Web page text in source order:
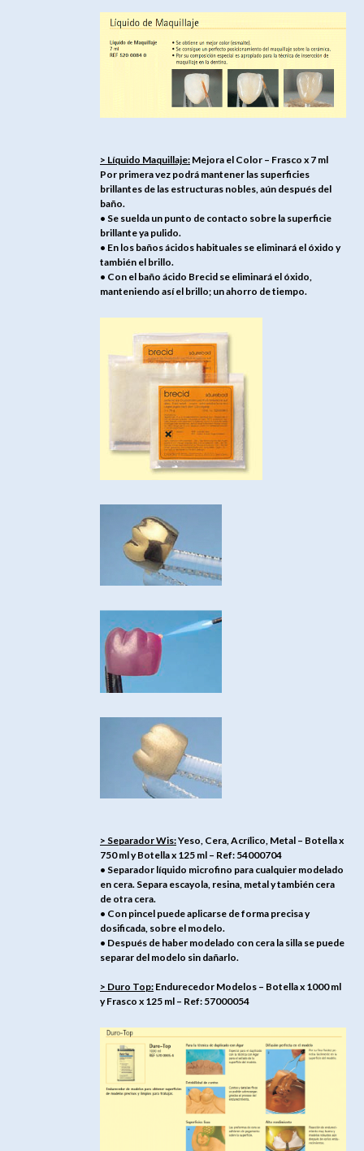
> Líquido Maquillaje:Mejora el Color – Frasco x 7 ml
Por primera vez podrá mantener las superficies
brillantes de las estructuras nobles, aún después del
baño.
• Se suelda un punto de contacto sobre la superficie
brillante ya pulido.
• En los baños ácidos habituales se eliminará el óxido y
también el brillo.
• Con el baño ácido Brecid se eliminará el óxido,
manteniendo así el brillo; un ahorro de tiempo.
> Separador Wis:Yeso, Cera, Acrílico, Metal – Botella x
750 ml y Botella x 125 ml – Ref: 54000704
• Separador líquido microfino para cualquier modelado
en cera. Separa escayola, resina, metal y también cera
de otra cera.
• Con pincel puede aplicarse de forma precisa y
dosificada, sobre el modelo.
• Después de haber modelado con cera la silla se puede
separar del modelo sin dañarlo.
> Duro Top:Endurecedor Modelos – Botella x 1000 ml
y Frasco x 125 ml – Ref: 57000054